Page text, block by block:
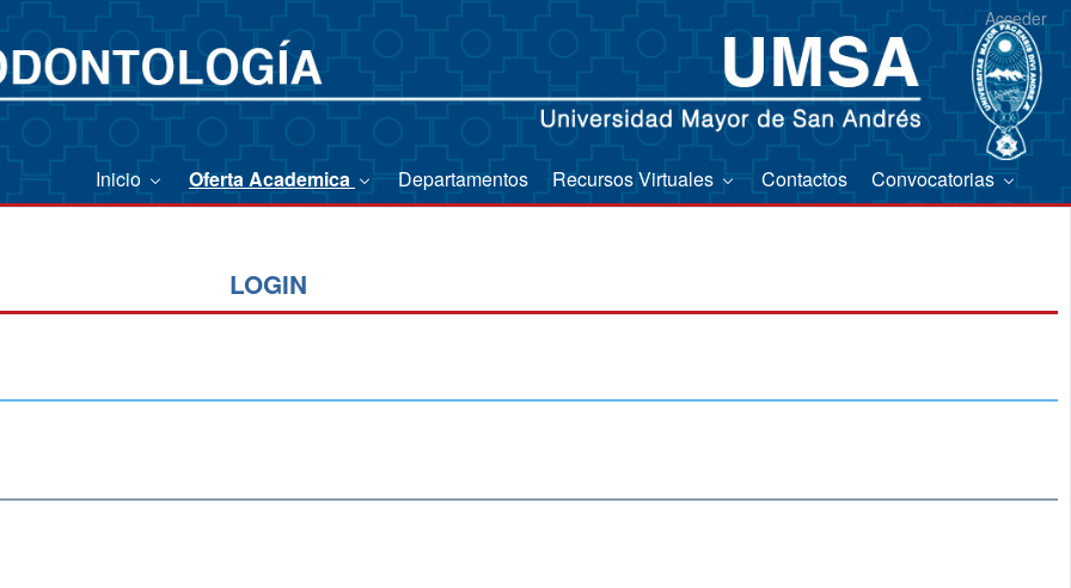
Acceder
Inicio Oferta Academica Departamentos Recursos Virtuales Contactos Convocatorias
LOGIN